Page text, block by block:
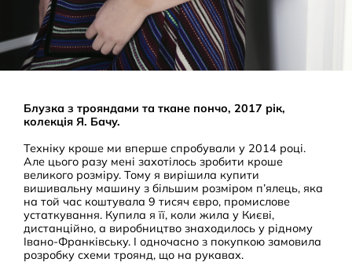
Блузка з трояндами та ткане пончо, 2017 рік,
колекція Я. Бачу.
Техніку кроше ми вперше спробували у 2014 році.
Але цього разу мені захотілось зробити кроше
великого розміру. Тому я вирішила купити
вишивальну машину з більшим розміром п’ялець, яка
на той час коштувала 9 тисяч євро, промислове
устаткування. Купила я її, коли жила у Києві,
дистанційно, а виробництво знаходилось у рідному
Івано-Франківську. І одночасно з покупкою замовила
розробку схеми троянд, що на рукавах.